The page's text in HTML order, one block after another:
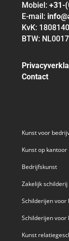
Mobiel: +31-
E-mail:
KvK:
BTW:
Contact
Kunst voor
Kunst op kantoor
Bedrijfskunst
Zakelijk schilderij
Schilderijen voor
Schilderijen voor
Kunst